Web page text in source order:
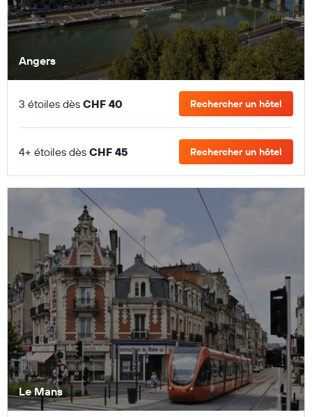
Angers
3 étoiles dès CHF 40 Rechercher un hôtel
4+ étoiles dès CHF 45 Rechercher un hôtel
Le Mans